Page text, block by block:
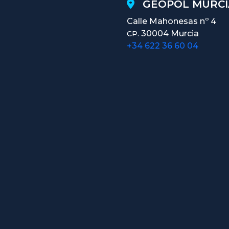
GEOPOL
Calle Mahonesas nº 4
CP. 30004 Murcia
+34 622 36 60 04